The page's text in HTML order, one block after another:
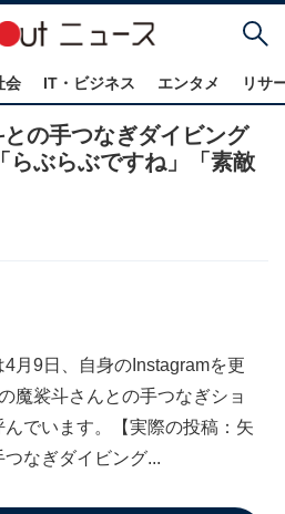
会 IT・ビジネス エンタメ リサ
の手つなぎダイビング
らぶらぶですね」「素敵
月9日、自身のInstagramを更
魔裟斗さんとの手つなぎショ
でいます。【実際の投稿：矢
なぎダイビング...